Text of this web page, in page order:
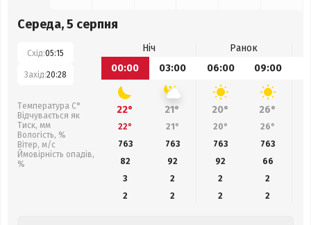
Середа, 5 серпня
Схід:05:15
Захід:20:28
Температура С°
Відчувається як
Тиск, мм
Вологість, %
Вітер, м/с
Ймовірність опадів,
%
Ніч
Ранок
00:00
03:00 06:00 09:00
22° 21° 20° 26°
22° 21° 20° 26°
763
763 763 763
82
92 92
66
3
2 2
2
2
2 2 2